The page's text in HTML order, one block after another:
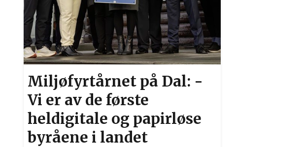
Miljøfyrtårnet på Dal: -
Vi er av de første
heldigitale og papirløse
byråene i landet